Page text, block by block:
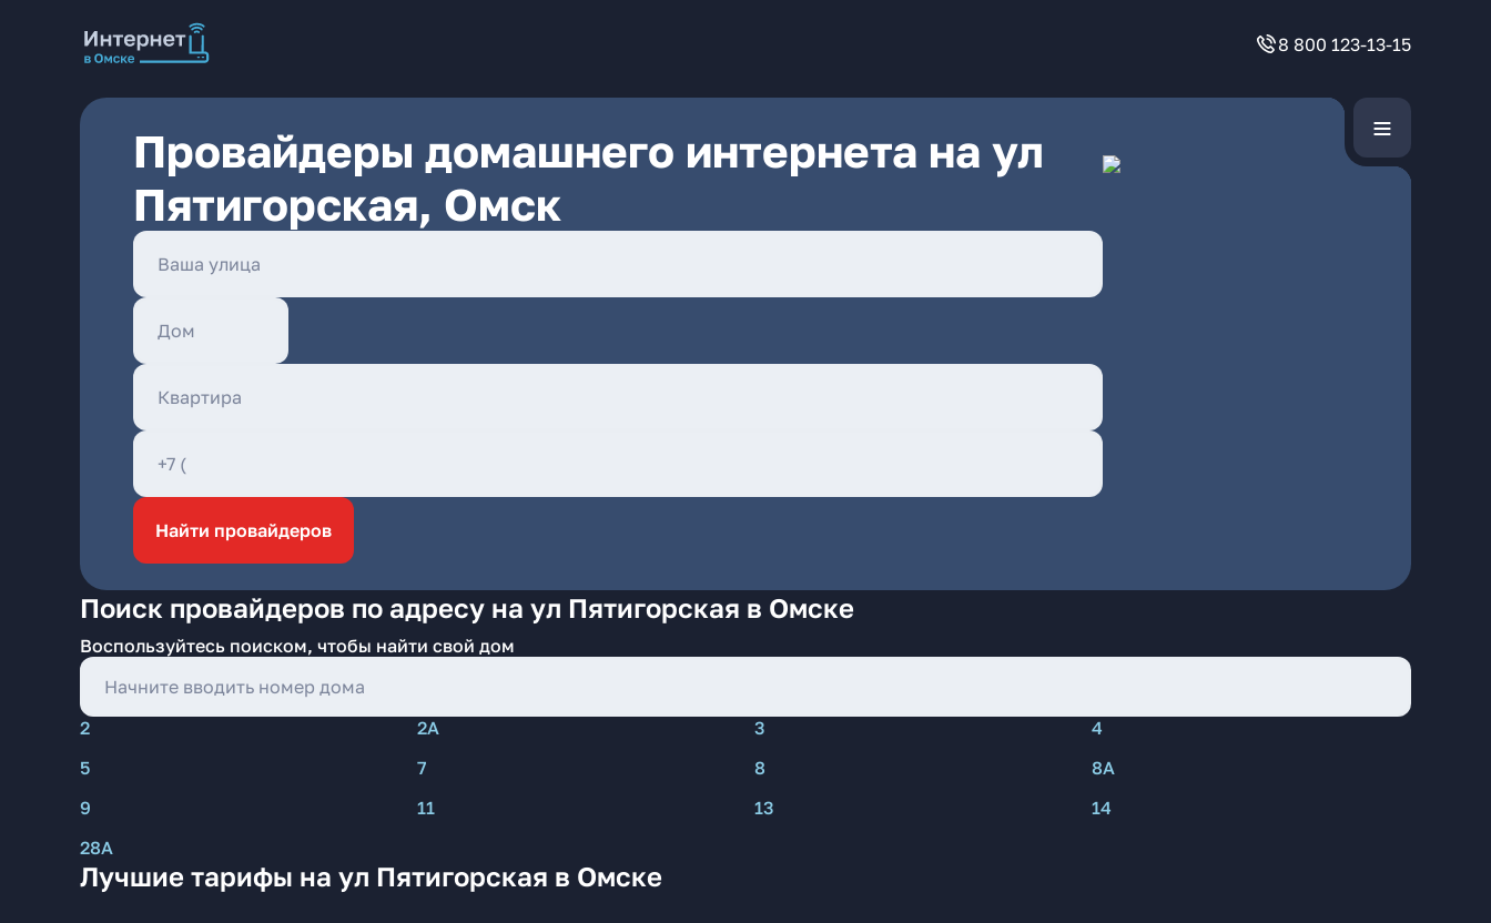
8 800 123-13-15
Провайдеры домашнего интернета на ул
Пятигорская, Омск
Найти провайдеров
Поиск провайдеров по адресу на ул Пятигорская в Омске
Воспользуйтесь поиском, чтобы найти свой дом
2 2А 3
4
5
7 8
8А
9
11 13
14
28А
Лучшие тарифы на ул Пятигорская в Омске